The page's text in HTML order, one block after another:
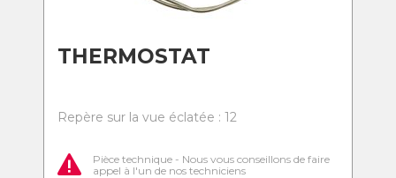
THERMOSTAT
Repère sur la vue éclatée : 12
Pièce technique - Nous vous conseillons de faire
appel à l'un de nos techniciens